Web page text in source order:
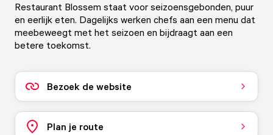
Restaurant Blossem staat voor seizoensgebonden, puur
en eerlijk eten. Dagelijks werken chefs aan een menu dat
meebeweegt met het seizoen en bijdraagt aan een
betere toekomst.
Bezoek de website
Plan je route